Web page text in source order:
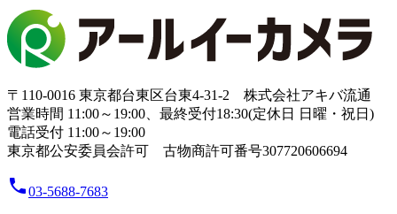
〒110-0016 東京都台東区台東4-31-2 株式会社アキバ流通
営業時間 11:00～19:00、最終受付18:30(定休日 日曜・祝日)
電話受付 11:00～19:00
東京都公安委員会許可 古物商許可番号307720606694
local_phone03-5688-7683